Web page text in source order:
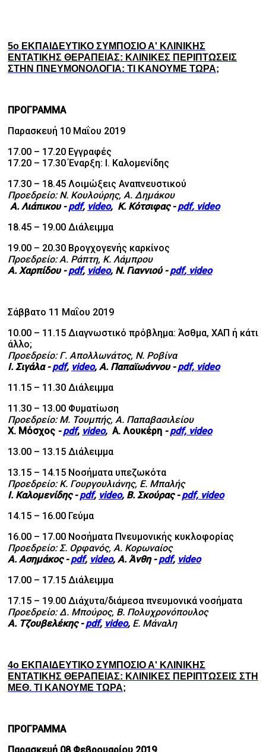
5ο ΕΚΠΑΙΔΕΥΤΙΚΟ ΣΥΜΠΟΣΙΟ Α' ΚΛΙΝΙΚΗΣ
ΕΝΤΑΤΙΚΗΣ ΘΕΡΑΠΕΙΑΣ: ΚΛΙΝΙΚΕΣ ΠΕΡΙΠΤΩΣΕΙΣ
ΣΤΗΝ ΠΝΕΥΜΟΝΟΛΟΓΙΑ: ΤΙ ΚΑΝΟΥΜΕ ΤΩΡΑ;
ΠΡΟΓΡΑΜΜΑ
Παρασκευή 10 Μαΐου 2019
17.00 – 17.20 Εγγραφές
17.20 – 17.30 Έναρξη: Ι. Καλομενίδης
17.30 – 18.45 Λοιμώξεις Αναπνευστικού
Προεδρείο: N. Κουλούρης, Α. Δημάκου
Α. Λιάπικου -pdf, video, Κ. Κότσιφας -pdf, video
18.45 – 19.00 Διάλειμμα
19.00 – 20.30 Βρογχογενής καρκίνος
Προεδρείο: Α. Ράπτη, Κ. Λάμπρου
Α. Χαρπίδου -pdf, video, Ν. Γιαννιού -pdf, video
Σάββατο 11 Μαΐου 2019
10.00 – 11.15 Διαγνωστικό πρόβλημα: Άσθμα, ΧΑΠ ή κάτι
άλλο;
Προεδρείο: Γ. Απολλωνάτος, Ν. Ροβίνα
Ι. Σιγάλα-pdf, video, Α. Παπαϊωάννου -pdf, video
11.15 – 11.30 Διάλειμμα
11.30 – 13.00 Φυματίωση
Προεδρείο: Μ. Τουμπής, Α. Παπαβασιλείου
Χ. Μόσχος -pdf, video, Α. Λουκέρη -pdf, video
13.00 – 13.15 Διάλειμμα
13.15 – 14.15 Νοσήματα υπεζωκότα
Προεδρείο: Κ. Γουργουλιάνης, Ε. Μπαλής
Ι. Καλομενίδης-pdf, video, Β. Σκούρας-pdf, video
14.15 – 16.00 Γεύμα
16.00 – 17.00 Νοσήματα Πνευμονικής κυκλοφορίας
Προεδρείο: Σ. Ορφανός, Α. Κορωναίος
Α. Ασημάκος-pdf, video, Α. Άνθη-pdf, video
17.00 – 17.15 Διάλειμμα
17.15 – 19.00 Διάχυτα/διάμεσα πνευμονικά νοσήματα
Προεδρείο: Δ. Μπούρος, Β. Πολυχρονόπουλος
Α. Τζουβελέκης-pdf, video, Ε. Μάναλη
4ο ΕΚΠΑΙΔΕΥΤΙΚΟ ΣΥΜΠΟΣΙΟ Α' ΚΛΙΝΙΚΗΣ
ΕΝΤΑΤΙΚΗΣ ΘΕΡΑΠΕΙΑΣ: ΚΛΙΝΙΚΕΣ ΠΕΡΙΠΤΩΣΕΙΣ ΣΤΗ
ΜΕΘ. ΤΙ ΚΑΝΟΥΜΕ ΤΩΡΑ;
ΠΡΟΓΡΑΜΜΑ